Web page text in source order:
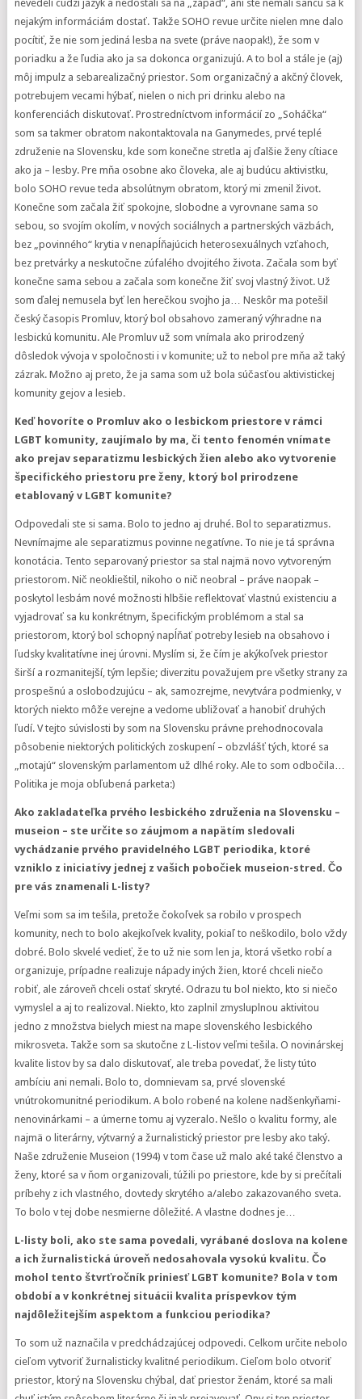
nevedeli cudzí jazyk a nedostali sa na „západ“, ani ste nemali šancu sa k
nejakým informáciám dostať. Takže SOHO revue určite nielen mne dalo
pocítiť, že nie som jediná lesba na svete (práve naopak!), že som v
poriadku a že ľudia ako ja sa dokonca organizujú. A to bol a stále je (aj)
môj impulz a sebarealizačný priestor. Som organizačný a akčný človek,
potrebujem vecami hýbať, nielen o nich pri drinku alebo na
konferenciách diskutovať. Prostredníctvom informácií zo „Soháčka“
som sa takmer obratom nakontaktovala na Ganymedes, prvé teplé
združenie na Slovensku, kde som konečne stretla aj ďalšie ženy cítiace
ako ja – lesby. Pre mňa osobne ako človeka, ale aj budúcu aktivistku,
bolo SOHO revue teda absolútnym obratom, ktorý mi zmenil život.
Konečne som začala žiť spokojne, slobodne a vyrovnane sama so
sebou, so svojím okolím, v nových sociálnych a partnerských väzbách,
bez „povinného“ krytia v nenapĺňajúcich heterosexuálnych vzťahoch,
bez pretvárky a neskutočne zúfalého dvojitého života. Začala som byť
konečne sama sebou a začala som konečne žiť svoj vlastný život. Už
som ďalej nemusela byť len herečkou svojho ja… Neskôr ma potešil
český časopis Promluv, ktorý bol obsahovo zameraný výhradne na
lesbickú komunitu. Ale Promluv už som vnímala ako prirodzený
dôsledok vývoja v spoločnosti i v komunite; už to nebol pre mňa až taký
zázrak. Možno aj preto, že ja sama som už bola súčasťou aktivistickej
komunity gejov a lesieb.
Keď hovoríte o Promluv ako o lesbickom priestore v rámci
LGBT komunity, zaujímalo by ma, či tento fenomén vnímate
ako prejav separatizmu lesbických žien alebo ako vytvorenie
špecifického priestoru pre ženy, ktorý bol prirodzene
etablovaný v LGBT komunite?
Odpovedali ste si sama. Bolo to jedno aj druhé. Bol to separatizmus.
Nevnímajme ale separatizmus povinne negatívne. To nie je tá správna
konotácia. Tento separovaný priestor sa stal najmä novo vytvoreným
priestorom. Nič neoklieštil, nikoho o nič neobral – práve naopak –
poskytol lesbám nové možnosti hlbšie reflektovať vlastnú existenciu a
vyjadrovať sa ku konkrétnym, špecifickým problémom a stal sa
priestorom, ktorý bol schopný napĺňať potreby lesieb na obsahovo i
ľudsky kvalitatívne inej úrovni. Myslím si, že čím je akýkoľvek priestor
širší a rozmanitejší, tým lepšie; diverzitu považujem pre všetky strany za
prospešnú a oslobodzujúcu – ak, samozrejme, nevytvára podmienky, v
ktorých niekto môže verejne a vedome ubližovať a hanobiť druhých
ľudí. V tejto súvislosti by som na Slovensku právne prehodnocovala
pôsobenie niektorých politických zoskupení – obzvlášť tých, ktoré sa
„motajú“ slovenským parlamentom už dlhé roky. Ale to som odbočila…
Politika je moja obľubená parketa:)
Ako zakladateľka prvého lesbického združenia na Slovensku –
museion – ste určite so záujmom a napätím sledovali
vychádzanie prvého pravidelného LGBT periodika, ktoré
vzniklo z iniciatívy jednej z vašich pobočiek museion-stred. Čo
pre vás znamenali L-listy?
Veľmi som sa im tešila, pretože čokoľvek sa robilo v prospech
komunity, nech to bolo akejkoľvek kvality, pokiaľ to neškodilo, bolo vždy
dobré. Bolo skvelé vedieť, že to už nie som len ja, ktorá všetko robí a
organizuje, prípadne realizuje nápady iných žien, ktoré chceli niečo
robiť, ale zároveň chceli ostať skryté. Odrazu tu bol niekto, kto si niečo
vymyslel a aj to realizoval. Niekto, kto zaplnil zmysluplnou aktivitou
jedno z množstva bielych miest na mape slovenského lesbického
mikrosveta. Takže som sa skutočne z L-listov veľmi tešila. O novinárskej
kvalite listov by sa dalo diskutovať, ale treba povedať, že listy túto
ambíciu ani nemali. Bolo to, domnievam sa, prvé slovenské
vnútrokomunitné periodikum. A bolo robené na kolene nadšenkyňami-
nenovinárkami – a úmerne tomu aj vyzeralo. Nešlo o kvalitu formy, ale
najmä o literárny, výtvarný a žurnalistický priestor pre lesby ako taký.
Naše združenie Museion (1994) v tom čase už malo aké také členstvo a
ženy, ktoré sa v ňom organizovali, túžili po priestore, kde by si prečítali
príbehy z ich vlastného, dovtedy skrytého a/alebo zakazovaného sveta.
To bolo v tej dobe nesmierne dôležité. A vlastne dodnes je…
L-listy boli, ako ste sama povedali, vyrábané doslova na kolene
a ich žurnalistická úroveň nedosahovala vysokú kvalitu. Čo
mohol tento štvrťročník priniesť LGBT komunite? Bola v tom
období a v konkrétnej situácii kvalita príspevkov tým
najdôležitejším aspektom a funkciou periodika?
To som už naznačila v predchádzajúcej odpovedi. Celkom určite nebolo
cieľom vytvoriť žurnalisticky kvalitné periodikum. Cieľom bolo otvoriť
priestor, ktorý na Slovensku chýbal, dať priestor ženám, ktoré sa mali